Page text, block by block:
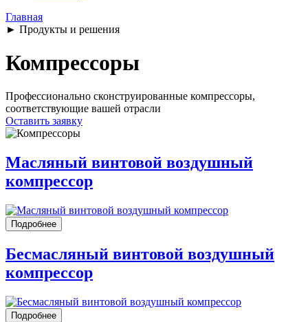
Главная
► Продукты и решения
Компрессоры
Профессионально сконструированные компрессоры,
соответствующие вашей отрасли
Оставить заявку
Масляный винтовой воздушный
компрессор
Подробнее
Бесмасляный винтовой воздушный
компрессор
Подробнее